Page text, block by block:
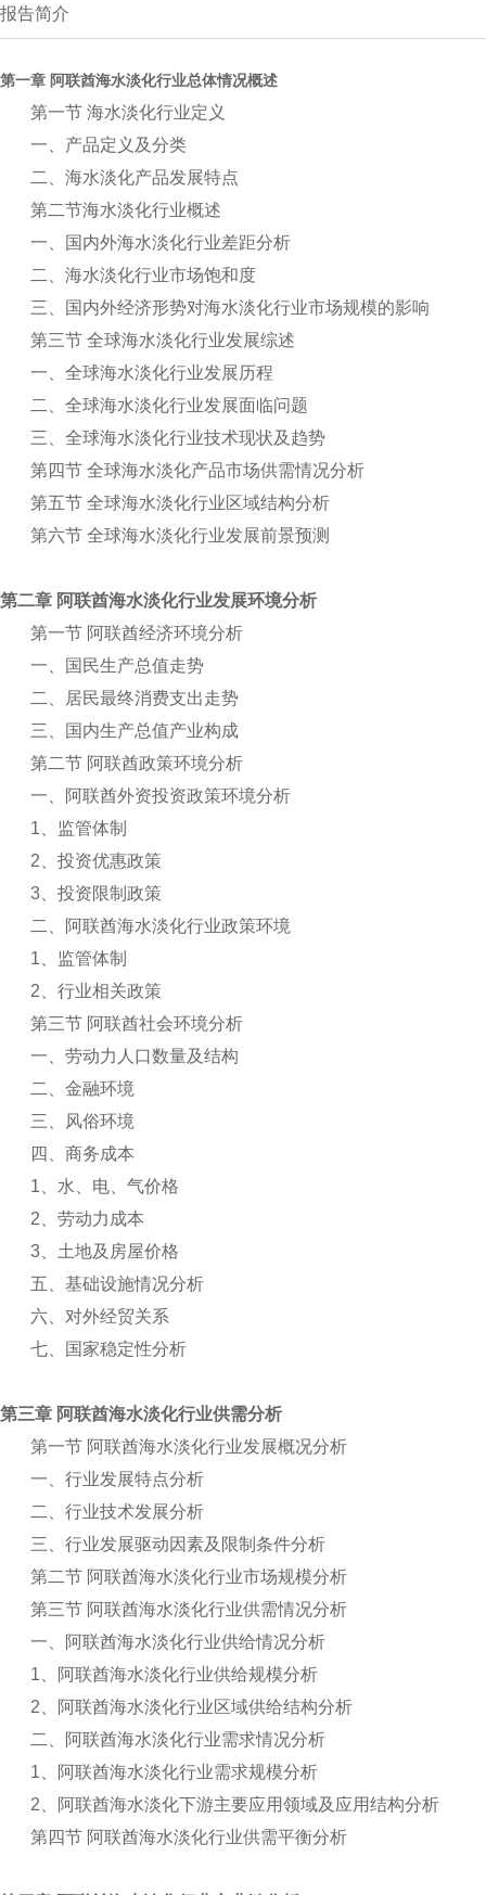
报告简介
第一章 阿联酋海水淡化行业总体情况概述
第一节 海水淡化行业定义
一、产品定义及分类
二、海水淡化产品发展特点
第二节海水淡化行业概述
一、国内外海水淡化行业差距分析
二、海水淡化行业市场饱和度
三、国内外经济形势对海水淡化行业市场规模的影响
第三节 全球海水淡化行业发展综述
一、全球海水淡化行业发展历程
二、全球海水淡化行业发展面临问题
三、全球海水淡化行业技术现状及趋势
第四节 全球海水淡化产品市场供需情况分析
第五节 全球海水淡化行业区域结构分析
第六节 全球海水淡化行业发展前景预测
第二章 阿联酋海水淡化行业发展环境分析
第一节 阿联酋经济环境分析
一、国民生产总值走势
二、居民最终消费支出走势
三、国内生产总值产业构成
第二节 阿联酋政策环境分析
一、阿联酋外资投资政策环境分析
1 、监管体制
2 、投资优惠政策
3 、投资限制政策
二、阿联酋海水淡化行业政策环境
1 、监管体制
2 、行业相关政策
第三节 阿联酋社会环境分析
一、劳动力人口数量及结构
二、金融环境
三、风俗环境
四、商务成本
1 、水、电、气价格
2 、劳动力成本
3 、土地及房屋价格
五、基础设施情况分析
六、对外经贸关系
七、国家稳定性分析
第三章 阿联酋海水淡化行业供需分析
第一节 阿联酋海水淡化行业发展概况分析
一、行业发展特点分析
二、行业技术发展分析
三、行业发展驱动因素及限制条件分析
第二节 阿联酋海水淡化行业市场规模分析
第三节 阿联酋海水淡化行业供需情况分析
一、阿联酋海水淡化行业供给情况分析
1 、阿联酋海水淡化行业供给规模分析
2 、阿联酋海水淡化行业区域供给结构分析
二、阿联酋海水淡化行业需求情况分析
1 、阿联酋海水淡化行业需求规模分析
2 、阿联酋海水淡化下游主要应用领域及应用结构分析
第四节 阿联酋海水淡化行业供需平衡分析